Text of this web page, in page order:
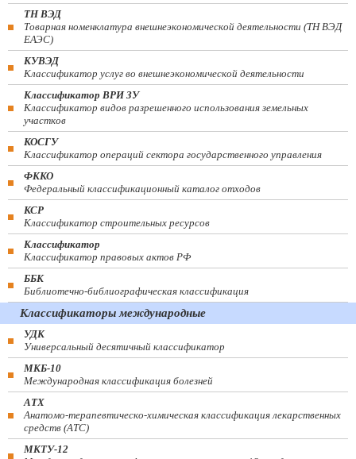
ТН ВЭД
Товарная номенклатура внешнеэкономической деятельности (ТН ВЭД
ЕАЭС)
КУВЭД
Классификатор услуг во внешнеэкономической деятельности
Классификатор ВРИ ЗУ
Классификатор видов разрешенного использования земельных
участков
КОСГУ
Классификатор операций сектора государственного управления
ФККО
Федеральный классификационный каталог отходов
КСР
Классификатор строительных ресурсов
Классификатор
Классификатор правовых актов РФ
ББК
Библиотечно-библиографическая классификация
Классификаторы международные
УДК
Универсальный десятичный классификатор
МКБ-10
Международная классификация болезней
АТХ
Анатомо-терапевтическо-химическая классификация лекарственных
средств (ATC)
МКТУ-12